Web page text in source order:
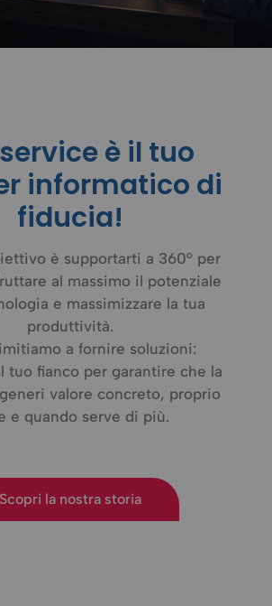
è il tuo
informatico di
fiducia!
è supportarti a 360° per
al massimo il potenziale
e massimizzare la tua
produttività.
a fornire soluzioni:
tuo fianco per garantire che la
valore concreto, proprio
e quando serve di più.
Scopri la nostra storia